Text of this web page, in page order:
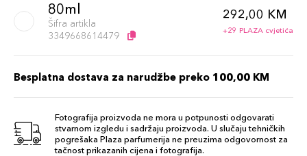
80ml
Šifra artikla
3349668614479
292,00 KM
+29 PLAZA cvjetića
Besplatna dostava za narudžbe preko 100,00 KM
Fotografija proizvoda ne mora u potpunosti odgovarati
stvarnom izgledu i sadržaju proizvoda. U slučaju tehničkih
pogrešaka Plaza parfumerija ne preuzima odgovornost za
tačnost prikazanih cijena i fotografija.